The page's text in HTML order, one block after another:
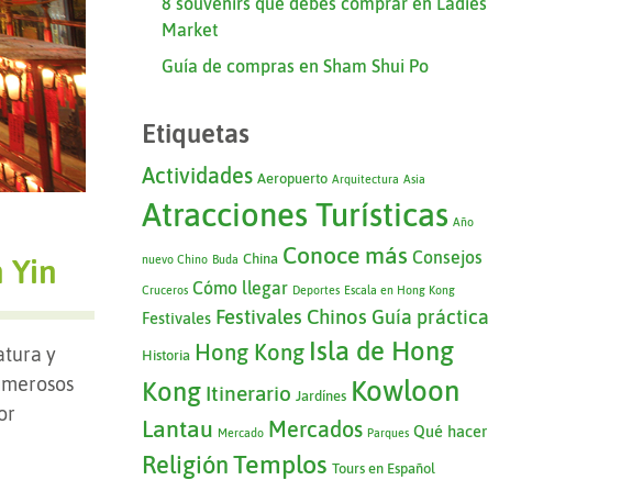
Yin
y
Market
Guía de compras en Sham Shui Po
Etiquetas
Actividades Aeropuerto Arquitectura Asia
Atracciones Turísticas Año
nuevo Chino Buda China Conoce más Consejos
Cruceros Cómo llegar Deportes Escala en Hong Kong
Festivales Festivales Chinos Guía práctica
Historia Hong Kong Isla de Hong
Kong Itinerario Jardínes Kowloon
Lantau Mercado Mercados Parques Qué hacer
Religión Templos Tours en Español